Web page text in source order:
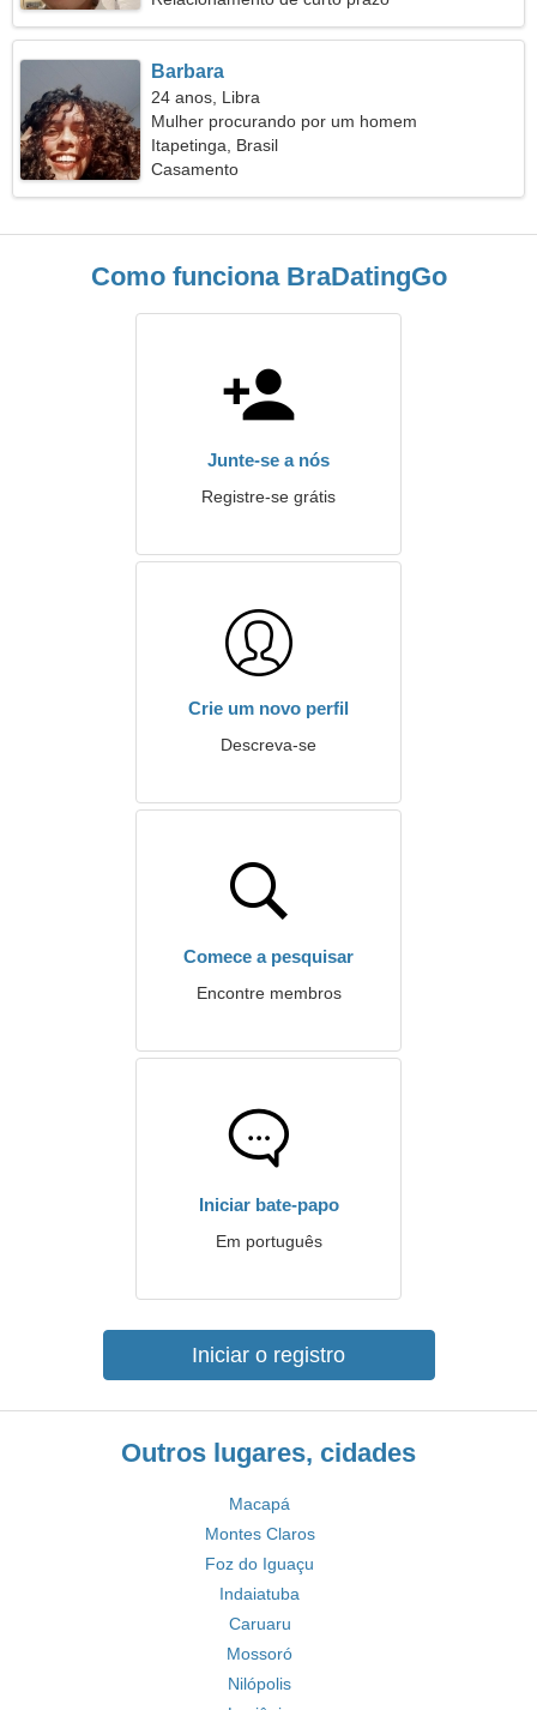
Barbara
24 anos, Libra
Mulher procurando por um homem
Itapetinga, Brasil
Casamento
Como funciona BraDatingGo
Junte-se a nós
Registre-se grátis
Crie um novo perfil
Descreva-se
Comece a pesquisar
Encontre membros
Iniciar bate-papo
Em português
Iniciar o registro
Outros lugares, cidades
Macapá
Montes Claros
Foz do Iguaçu
Indaiatuba
Caruaru
Mossoró
Nilópolis